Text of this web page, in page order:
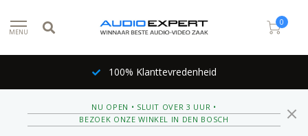
MENU
0
100% Klanttevredenheid
NU OPEN • SLUIT OVER 3 UUR •
BEZOEK ONZE WINKEL IN DEN BOSCH